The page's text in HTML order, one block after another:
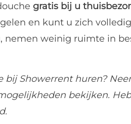
gratis bij u
en kunt u zich
nemen weinig ruimte in
bij Showerrent huren?
bekijken.